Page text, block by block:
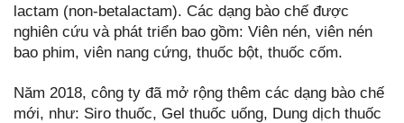
lactam (non-betalactam). Các dạng bào chế được
nghiên cứu và phát triển bao gồm: Viên nén, viên nén
bao phim, viên nang cứng, thuốc bột, thuốc cốm.
Năm 2018, công ty đã mở rộng thêm các dạng bào chế
mới, như: Siro thuốc, Gel thuốc uống, Dung dịch thuốc